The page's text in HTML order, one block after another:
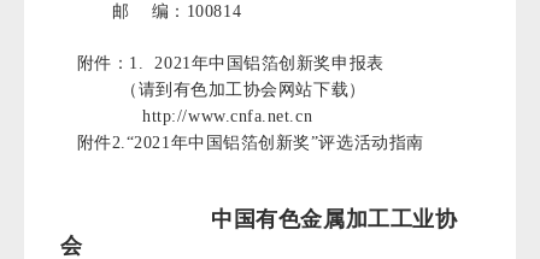
邮 编：100814
附件：1. 2021年中国铝箔创新奖申报表
（请到有色加工协会网站下载）
http://www.cnfa.net.cn
附件2.“2021年中国铝箔创新奖”评选活动指南
中国有色金属加工工业协
会